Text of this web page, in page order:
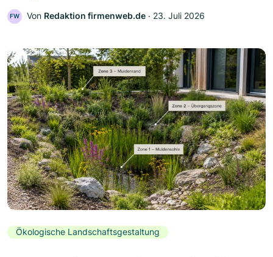
FW Von Redaktion firmenweb.de ‧ 23. Juli 2026
Ökologische Landschaftsgestaltung